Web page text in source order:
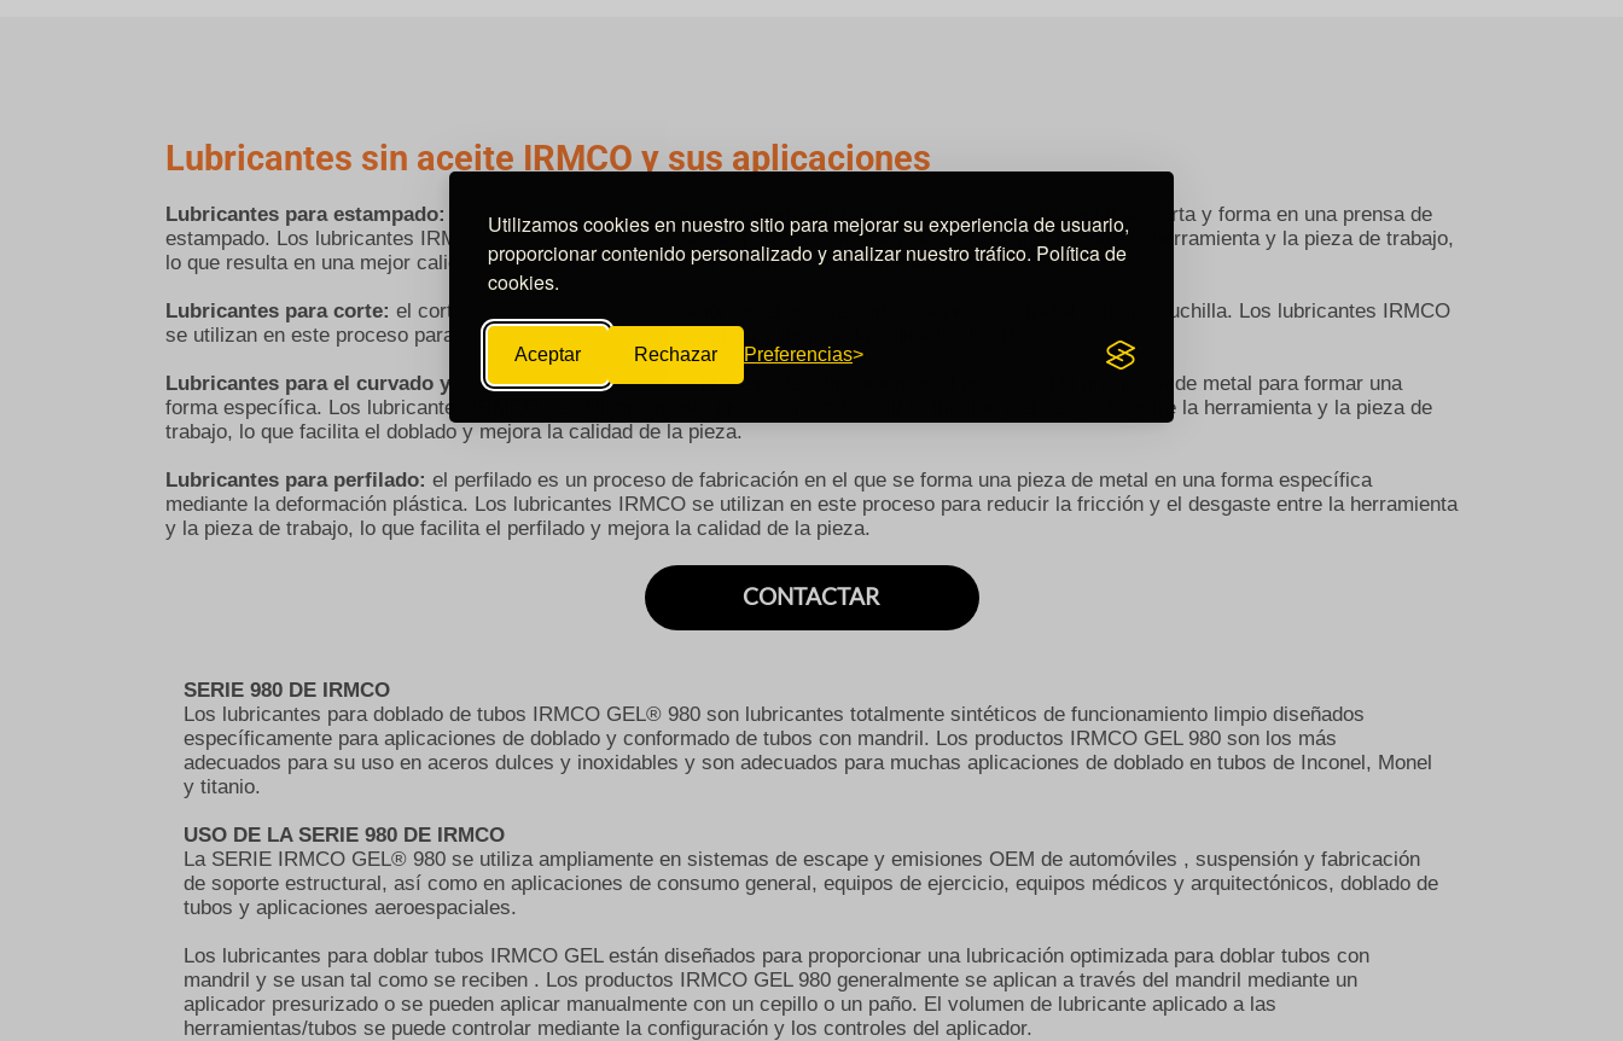
Utilizamos cookies en nuestro sitio para mejorar su experiencia de usuario,
proporcionar contenido personalizado y analizar nuestro tráfico. Política de
cookies.
Aceptar Rechazar Preferencias
Lubricantes sin aceite IRMCO y sus aplicaciones
Lubricantes para estampado:
el estampado es un proceso de deformación en el que una pieza de metal se corta y forma en una prensa de
estampado. Los lubricantes IRMCO se utilizan en este proceso para reducir la fricción y el desgaste entre la herramienta y la pieza de trabajo,
lo que resulta en una mejor calidad de la pieza y una vida útil más larga de las herramientas.
Lubricantes para corte: el corte es un proceso de fabricación en el que se corta una pieza de metal con una cuchilla. Los lubricantes IRMCO
se utilizan en este proceso para reducir el desgaste en la cuchilla y mejorar la calidad del corte.
Lubricantes para el curvado y doblado:el doblado es un proceso de fabricación en el que se dobla una pieza de metal para formar una
forma específica. Los lubricantes IRMCO se utilizan en este proceso para reducir la fricción y el desgaste entre la herramienta y la pieza de
trabajo, lo que facilita el doblado y mejora la calidad de la pieza.
Lubricantes para perfilado: el perfilado es un proceso de fabricación en el que se forma una pieza de metal en una forma específica
mediante la deformación plástica. Los lubricantes IRMCO se utilizan en este proceso para reducir la fricción y el desgaste entre la herramienta
y la pieza de trabajo, lo que facilita el perfilado y mejora la calidad de la pieza.
CONTACTAR
SERIE 980 DE IRMCO
Los lubricantes para doblado de tubos IRMCO GEL® 980 son lubricantes totalmente sintéticos de funcionamiento limpio diseñados
específicamente para aplicaciones de doblado y conformado de tubos con mandril. Los productos IRMCO GEL 980 son los más
adecuados para su uso en aceros dulces y inoxidables y son adecuados para muchas aplicaciones de doblado en tubos de Inconel, Monel
y titanio.
USO DE LA SERIE 980 DE IRMCO
La SERIE IRMCO GEL® 980 se utiliza ampliamente en sistemas de escape y emisiones OEM de automóviles , suspensión y fabricación
de soporte estructural, así como en aplicaciones de consumo general, equipos de ejercicio, equipos médicos y arquitectónicos, doblado de
tubos y aplicaciones aeroespaciales.
Los lubricantes para doblar tubos IRMCO GEL están diseñados para proporcionar una lubricación optimizada para doblar tubos con
mandril y se usan tal como se reciben . Los productos IRMCO GEL 980 generalmente se aplican a través del mandril mediante un
aplicador presurizado o se pueden aplicar manualmente con un cepillo o un paño. El volumen de lubricante aplicado a las
herramientas/tubos se puede controlar mediante la configuración y los controles del aplicador.